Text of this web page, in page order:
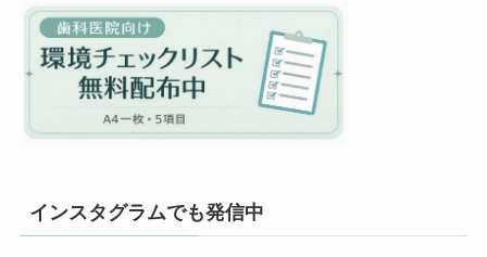
インスタグラムでも発信中